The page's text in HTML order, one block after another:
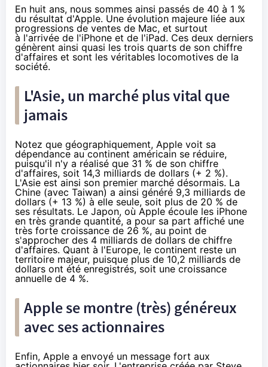
En huit ans, nous sommes ainsi passés de 40 à 1 %
du résultat d'Apple. Une évolution majeure liée aux
progressions de ventes de Mac, et surtout
à l'arrivée de l'iPhone et de l'iPad. Ces deux derniers
génèrent ainsi quasi les trois quarts de son chiffre
d'affaires et sont les véritables locomotives de la
société.
L'Asie, un marché plus vital que
jamais
Notez que géographiquement, Apple voit sa
dépendance au continent américain se réduire,
puisqu'il n'y a réalisé que 31 % de son chiffre
d'affaires, soit 14,3 milliards de dollars (+ 2 %).
L'Asie est ainsi son premier marché désormais. La
Chine (avec Taiwan) a ainsi généré 9,3 milliards de
dollars (+ 13 %) à elle seule, soit plus de 20 % de
ses résultats. Le Japon, où Apple écoule les iPhone
en très grande quantité, a pour sa part affiché une
très forte croissance de 26 %, au point de
s'approcher des 4 milliards de dollars de chiffre
d'affaires. Quant à l'Europe, le continent reste un
territoire majeur, puisque plus de 10,2 milliards de
dollars ont été enregistrés, soit une croissance
annuelle de 4 %.
Apple se montre (très) généreux
avec ses actionnaires
Enfin, Apple a envoyé un message fort aux